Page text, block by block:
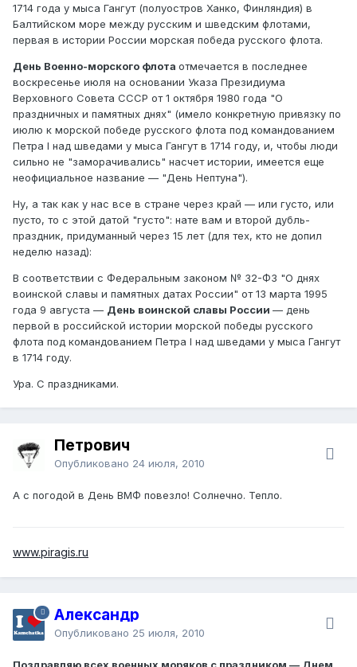
1714 года у мыса Гангут (полуостров Ханко, Финляндия) в
Балтийском море между русским и шведским флотами,
первая в истории России морская победа русского флота.
День Военно-морского флота отмечается в последнее
воскресенье июля на основании Указа Президиума
Верховного Совета СССР от 1 октября 1980 года "О
праздничных и памятных днях" (имело конкретную привязку по
июлю к морской победе русского флота под командованием
Петра I над шведами у мыса Гангут в 1714 году, и, чтобы люди
сильно не "заморачивались" насчет истории, имеется еще
неофициальное название — "День Нептуна").
Ну, а так как у нас все в стране через край — или густо, или
пусто, то с этой датой "густо": нате вам и второй дубль-
праздник, придуманный через 15 лет (для тех, кто не допил
неделю назад):
В соответствии с Федеральным законом № 32-ФЗ "О днях
воинской славы и памятных датах России" от 13 марта 1995
года 9 августа — День воинской славы России — день
первой в российской истории морской победы русского
флота под командованием Петра I над шведами у мыса Гангут
в 1714 году.
Ура. С праздниками.
Петрович
Опубликовано 24 июля, 2010
А с погодой в День ВМФ повезло! Солнечно. Тепло.
www.piragis.ru
Александр
Опубликовано 25 июля, 2010
Поздравляю всех военных моряков с праздником — Днем